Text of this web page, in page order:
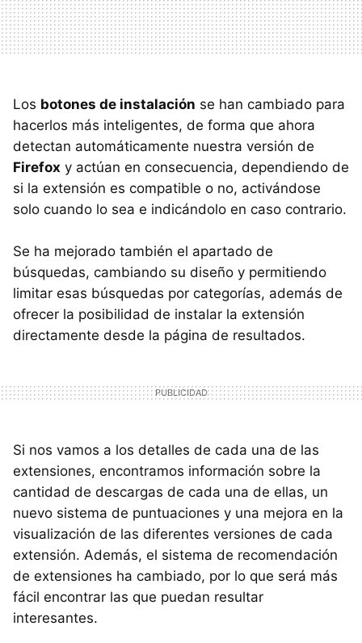
Los botones de instalación se han cambiado para
hacerlos más inteligentes, de forma que ahora
detectan automáticamente nuestra versión de
Firefox y actúan en consecuencia, dependiendo de
si la extensión es compatible o no, activándose
solo cuando lo sea e indicándolo en caso contrario.
Se ha mejorado también el apartado de
búsquedas, cambiando su diseño y permitiendo
limitar esas búsquedas por categorías, además de
ofrecer la posibilidad de instalar la extensión
directamente desde la página de resultados.
Si nos vamos a los detalles de cada una de las
extensiones, encontramos información sobre la
cantidad de descargas de cada una de ellas, un
nuevo sistema de puntuaciones y una mejora en la
visualización de las diferentes versiones de cada
extensión. Además, el sistema de recomendación
de extensiones ha cambiado, por lo que será más
fácil encontrar las que puedan resultar
interesantes.